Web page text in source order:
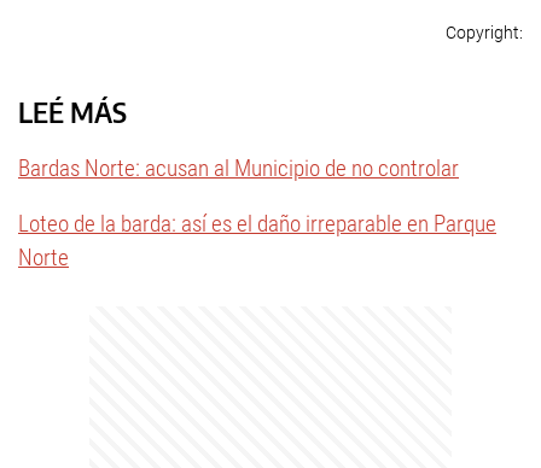
LEÉ MÁS
Bardas Norte: acusan al Municipio de no controlar
Loteo de la barda: así es el daño irreparable en Parque
Norte